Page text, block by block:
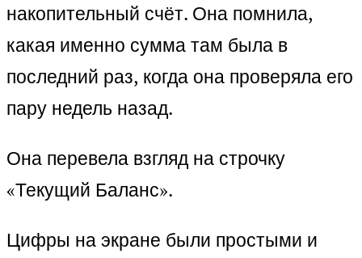
накопительный счёт. Она помнила,
какая именно сумма там была в
последний раз, когда она проверяла его
пару недель назад.
Она перевела взгляд на строчку
«Текущий Баланс».
Цифры на экране были простыми и